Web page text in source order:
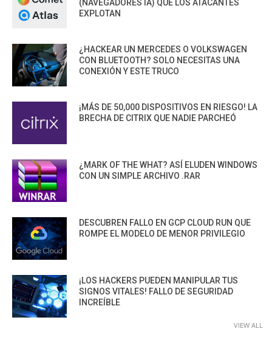
(NAVEGADORES IA) QUE LOS ATACANTES
EXPLOTAN
¿HACKEAR UN MERCEDES O VOLKSWAGEN
CON BLUETOOTH? SOLO NECESITAS UNA
CONEXIÓN Y ESTE TRUCO
¡MÁS DE 50,000 DISPOSITIVOS EN RIESGO! LA
BRECHA DE CITRIX QUE NADIE PARCHEÓ
¿MARK OF THE WHAT? ASÍ ELUDEN WINDOWS
CON UN SIMPLE ARCHIVO .RAR
DESCUBREN FALLO EN GCP CLOUD RUN QUE
ROMPE EL MODELO DE MENOR PRIVILEGIO
¡LOS HACKERS PUEDEN MANIPULAR TUS
SIGNOS VITALES! FALLO DE SEGURIDAD
INCREÍBLE
VIEW ALL